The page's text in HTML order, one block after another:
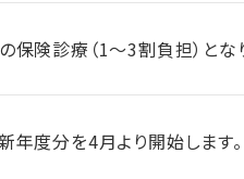
険診療（1～3割負担）とな
度分を4月より開始します。